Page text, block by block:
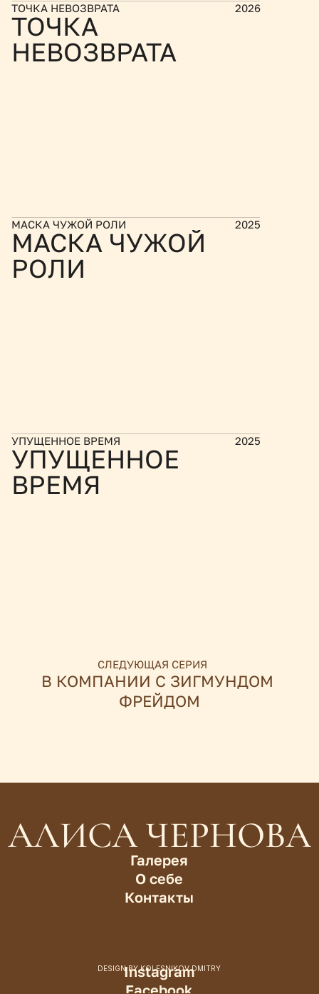
ТОЧКА НЕВОЗВРАТА 2026
ТОЧКА
НЕВОЗВРАТА
МАСКА ЧУЖОЙ РОЛИ 2025
МАСКА ЧУЖОЙ
РОЛИ
УПУЩЕННОЕ ВРЕМЯ 2025
УПУЩЕННОЕ
ВРЕМЯ
СЛЕДУЮЩАЯ СЕРИЯ
В КОМПАНИИ С ЗИГМУНДОМ
ФРЕЙДОМ
АЛИСА ЧЕРНОВА
Галерея
О себе
Контакты
Instagram
Facebook
DESIGN BY KOLESNIKOV DMITRY